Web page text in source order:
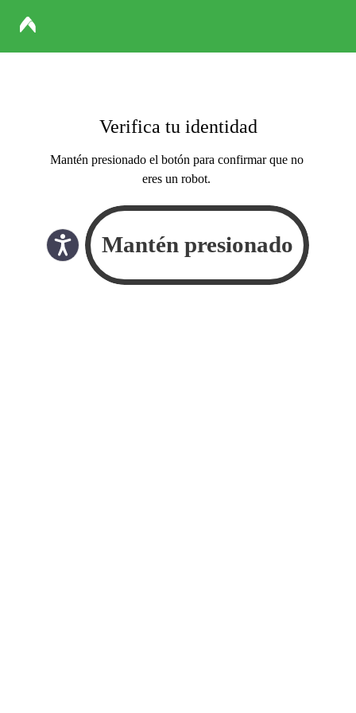
Verifica tu identidad
Mantén presionado el botón para confirmar que no
eres un robot.